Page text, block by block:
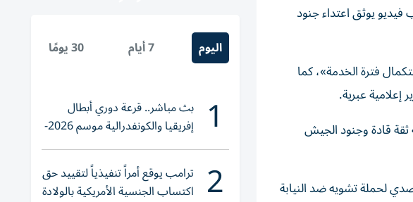
يوثق اعتداء جنود
فترة الخدمة»، كما
عبرية.
ثقة قادة وجنود الجيش
لحملة تشويه ضد النيابة
اليوم 7 أيام 30 يومًا
1 بث مباشر.. قرعة دوري أبطال
إفريقيا والكونفدرالية موسم 2026-
2027
2 ترامب يوقع أمراً تنفيذياً لتقييد حق
اكتساب الجنسية الأمريكية بالولادة